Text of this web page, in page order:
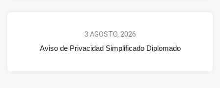
3 AGOSTO, 2026
Aviso de Privacidad Simplificado Diplomado